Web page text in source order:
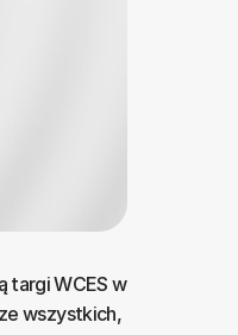
targi WCES w
wszystkich,